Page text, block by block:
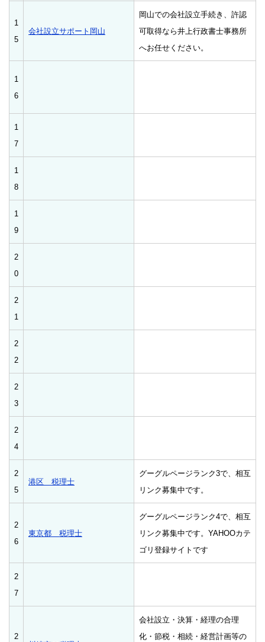
1
5
会社設立サポート岡山
岡山での会社設立手続き、許認
可取得なら井上行政書士事務所
へお任せください。
1
6
1
7
1
8
1
9
2
0
2
1
2
2
2
3
2
4
2
5
港区 税理士
グーグルページランク3で、相互
リンク募集中です。
2
6
東京都 税理士
グーグルページランク4で、相互
リンク募集中です。YAHOOカテ
ゴリ登録サイトです
2
7
2
会社設立・決算・経理の合理
化・節税・相続・経営計画等の